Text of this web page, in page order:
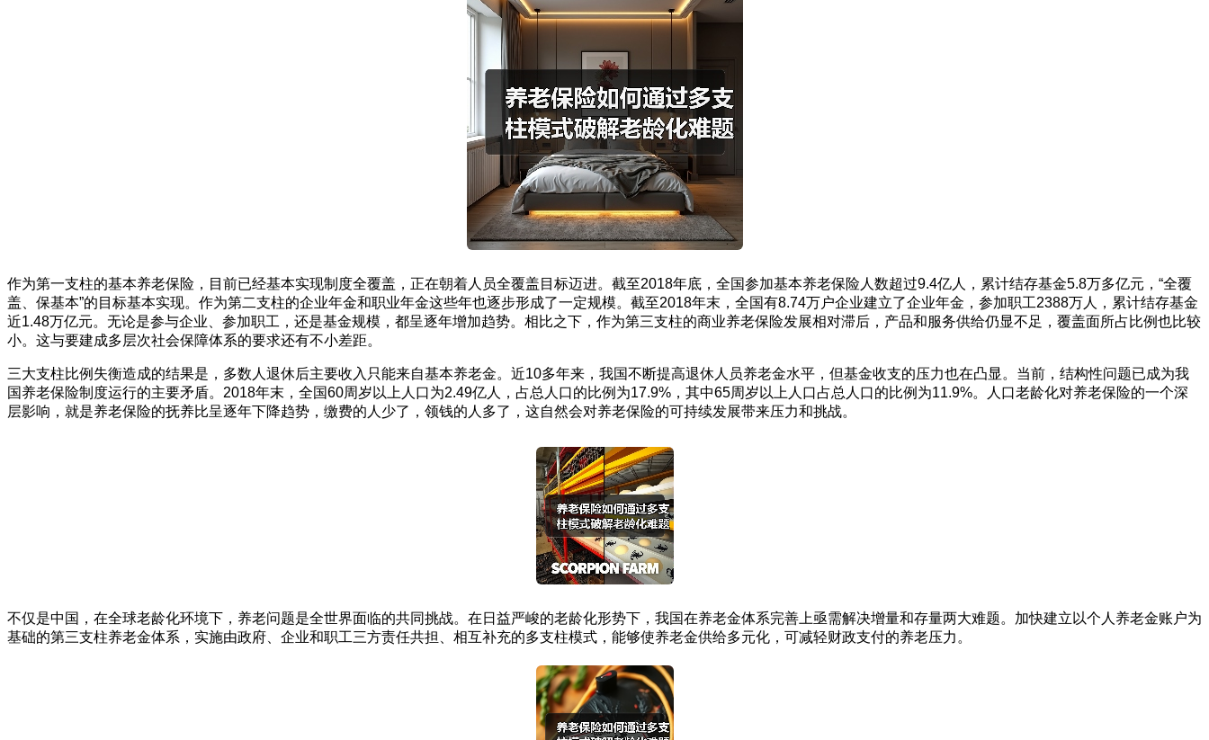
作为第一支柱的基本养老保险，目前已经基本实现制度全覆盖，正在朝着人员全覆盖目标迈进。截至2018年底，全国参加基本养老保险人数超过9.4亿人，累计结存基金5.8万多亿元，“全覆
盖、保基本”的目标基本实现。作为第二支柱的企业年金和职业年金这些年也逐步形成了一定规模。截至2018年末，全国有8.74万户企业建立了企业年金，参加职工2388万人，累计结存基金
近1.48万亿元。无论是参与企业、参加职工，还是基金规模，都呈逐年增加趋势。相比之下，作为第三支柱的商业养老保险发展相对滞后，产品和服务供给仍显不足，覆盖面所占比例也比较
小。这与要建成多层次社会保障体系的要求还有不小差距。
三大支柱比例失衡造成的结果是，多数人退休后主要收入只能来自基本养老金。近10多年来，我国不断提高退休人员养老金水平，但基金收支的压力也在凸显。当前，结构性问题已成为我
国养老保险制度运行的主要矛盾。2018年末，全国60周岁以上人口为2.49亿人，占总人口的比例为17.9%，其中65周岁以上人口占总人口的比例为11.9%。人口老龄化对养老保险的一个深
层影响，就是养老保险的抚养比呈逐年下降趋势，缴费的人少了，领钱的人多了，这自然会对养老保险的可持续发展带来压力和挑战。
不仅是中国，在全球老龄化环境下，养老问题是全世界面临的共同挑战。在日益严峻的老龄化形势下，我国在养老金体系完善上亟需解决增量和存量两大难题。加快建立以个人养老金账户为
基础的第三支柱养老金体系，实施由政府、企业和职工三方责任共担、相互补充的多支柱模式，能够使养老金供给多元化，可减轻财政支付的养老压力。